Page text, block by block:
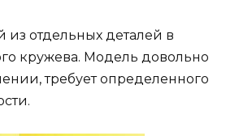
отдельных деталей в
кружева. Модель довольно
требует определенного